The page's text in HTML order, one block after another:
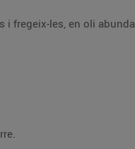
fos una torre.